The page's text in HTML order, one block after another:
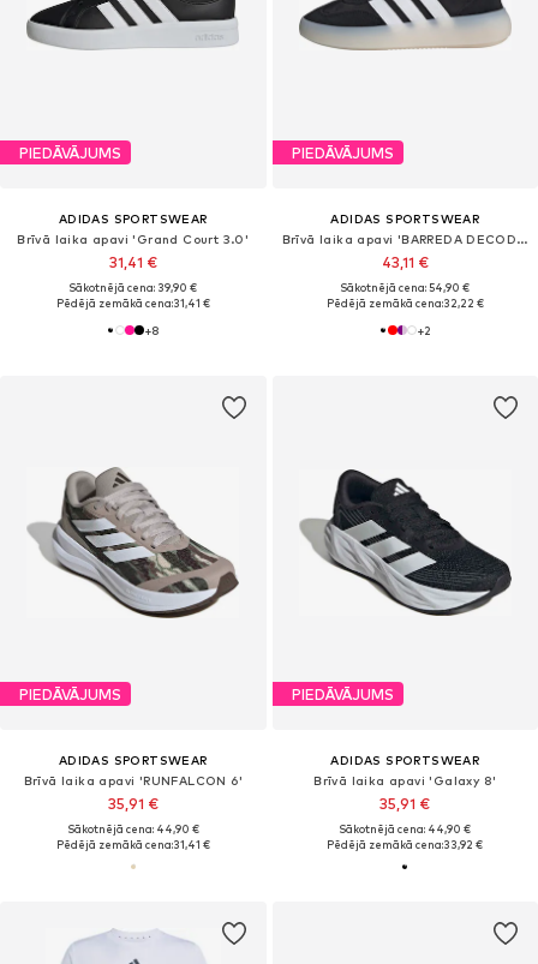
PIEDĀVĀJUMS
ADIDAS SPORTSWEAR
Brīvā laika apavi 'Grand Court 3.0'
31,41 €
Sākotnējā cena: 39,90 €
Pēdējā zemākā cena:31,41 €
+8
PIEDĀVĀJUMS
ADIDAS SPORTSWEAR
Brīvā laika apavi 'BARREDA DECODE'
43,11 €
Sākotnējā cena: 54,90 €
Pēdējā zemākā cena:32,22 €
+2
PIEDĀVĀJUMS
ADIDAS SPORTSWEAR
Brīvā laika apavi 'RUNFALCON 6'
35,91 €
Sākotnējā cena: 44,90 €
Pēdējā zemākā cena:31,41 €
PIEDĀVĀJUMS
ADIDAS SPORTSWEAR
Brīvā laika apavi 'Galaxy 8'
35,91 €
Sākotnējā cena: 44,90 €
Pēdējā zemākā cena:33,92 €